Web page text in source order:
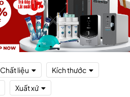
Chất liệu
Kích thước
Xuất xứ